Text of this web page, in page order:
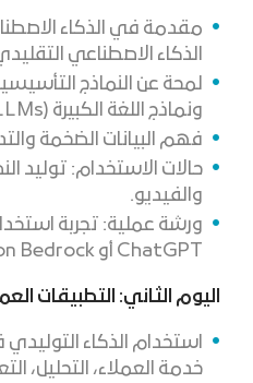
مقدمة في الذكاء
الذكاء الاصطناعي
ونماذج اللغة الكبيرة (LLMs).
فهم البيانات الضخمة
حالات الاستخدام: توليد
والفيديو.
ورشة عملية: تجربة
ChatGPT أو Amazon Bedrock).
اليوم الثاني: التطبيقات
استخدام الذكاء
خدمة العملاء، التحليل،